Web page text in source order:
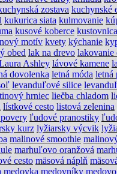
zostava kuchynské
kukurica siata kulmovanie
kusové koberce
motív kvety kýchanie
obed lak na drevo lakovanie
Ashley lávové kamene
dovolenka letná móda letná
levanduľové silice
hrniec liečba chladom
lístkové cesto listová zelenina
ľudové pranostiky
kurz lyžiarsky výcvik
malinové smoothie
marhuľovo oranžová
cesto mäsová náplň
medovka medovníky